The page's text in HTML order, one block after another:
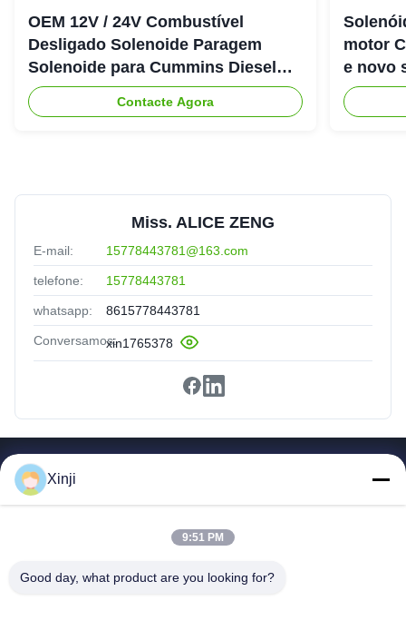
OEM 12V / 24V Combustível
Desligado Solenoide Paragem
Solenoide para Cummins Diesel
Engine 6CT
Contacte Agora
motor
e novo
Miss. ALICE ZENG
E-mail: 15778443781@163.com
telefone: 15778443781
whatsapp: 8615778443781
Conversamos:xin1765378
Lar
Sobre Nós
Visita À Fábrica
Xinji
9:51 PM
Good day, what product are you looking for?